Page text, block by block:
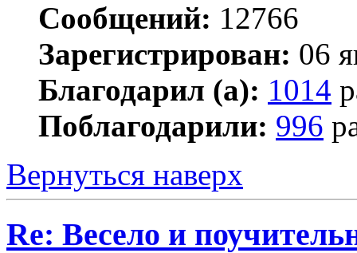
Сообщений: 12766
Зарегистрирован: 06
Благодарил (а): 1014
Поблагодарили: 996
Вернуться наверх
Re: Весело и